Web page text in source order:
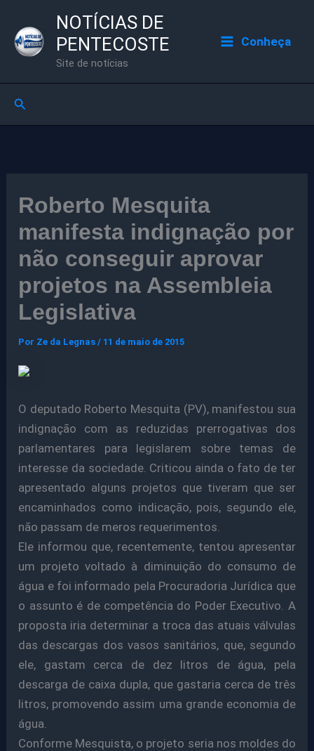
para
NOTÍCIAS DE
PENTECOSTE
Site de notícias
Conheça
Pesquisar
Roberto Mesquita
manifesta indignação por
não conseguir aprovar
projetos na Assembleia
Legislativa
Por Ze da Legnas/ 11 de maio de 2015
O deputado Roberto Mesquita (PV), manifestou sua
indignação com as reduzidas prerrogativas dos
parlamentares para legislarem sobre temas de
interesse da sociedade. Criticou ainda o fato de ter
apresentado alguns projetos que tiveram que ser
encaminhados como indicação, pois, segundo ele,
não passam de meros requerimentos.
Ele informou que, recentemente, tentou apresentar
um projeto voltado à diminuição do consumo de
água e foi informado pela Procuradoria Jurídica que
o assunto é de competência do Poder Executivo. A
proposta iria determinar a troca das atuais válvulas
das descargas dos vasos sanitários, que, segundo
ele, gastam cerca de dez litros de água, pela
descarga de caixa dupla, que gastaria cerca de três
litros, promovendo assim uma grande economia de
água.
Conforme Mesquista, o projeto seria nos moldes do